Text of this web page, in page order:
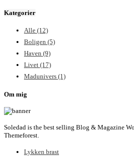
Kategorier
Alle (12)
Boligen (5)
Haven (9)
Livet (17)
Madunivers (1)
Om mig
Soledad is the best selling Blog & Magazine
Themeforest.
Lykken brast